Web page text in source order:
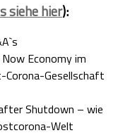
siehe hier):
Economy im
Corona-Gesellschaft
Shutdown – wie
Welt